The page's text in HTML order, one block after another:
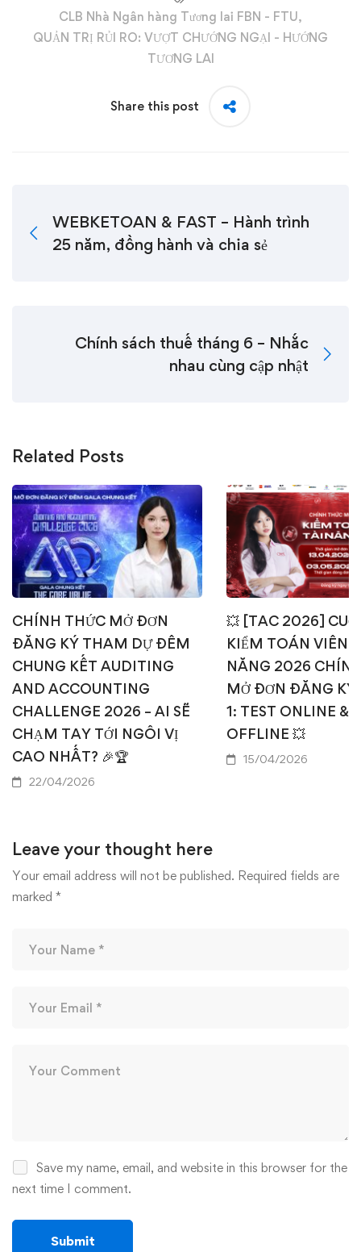
CLB Nhà Ngân hàng Tương lai FBN - FTU,
QUẢN TRỊ RỦI RO: VƯỢT CHƯỚNG NGẠI - HƯỚNG
TƯƠNG LAI
Share this post
WEBKETOAN & FAST – Hành trình
25 năm, đồng hành và chia sẻ
Chính sách thuế tháng 6 – Nhắc
nhau cùng cập nhật
Related Posts
CHÍNH THỨC MỞ ĐƠN
ĐĂNG KÝ THAM DỰ ĐÊM
CHUNG KẾT AUDITING
AND ACCOUNTING
CHALLENGE 2026 – AI SẼ
CHẠM TAY TỚI NGÔI VỊ
CAO NHẤT? 🎉🏆
22/04/2026
💥 [TAC 2026]
KIỂM TOÁN VIÊN
NĂNG 2026
MỞ ĐƠN ĐĂNG KÝ
1: TEST ONLINE &
OFFLINE 💥
15/04/2026
Leave your thought here
Your email address will not be published. Required fields are
marked *
Save my name, email, and website in this browser for the
next time I comment.